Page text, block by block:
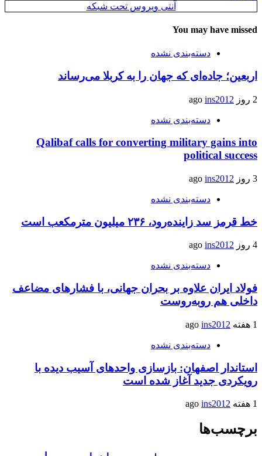
آنتی ویروس تحت شبکه
You may have missed
دسته‌بندی نشده
اربعین؛ جاده‌ای که جهان را به کربلا می‌رساند
2 روز ago ins2012
دسته‌بندی نشده
Qalibaf calls for converting military gains into
political success
3 روز ago ins2012
دسته‌بندی نشده
خط قرمز سد زاینده‌رود، ۲۳۶ میلیون مترمکعب است
4 روز ago ins2012
دسته‌بندی نشده
فولاد ایران علاوه بر بحران جهانی، با فشارهای مضاعف
داخلی هم روبه‌روست
1 هفته ago ins2012
دسته‌بندی نشده
استاندار اصفهان: بازسازی واحدهای آسیب دیده با
رویکردی جدید آغاز شده است
1 هفته ago ins2012
برچسب‌ها